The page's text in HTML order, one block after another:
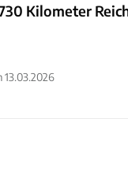
Kilometer